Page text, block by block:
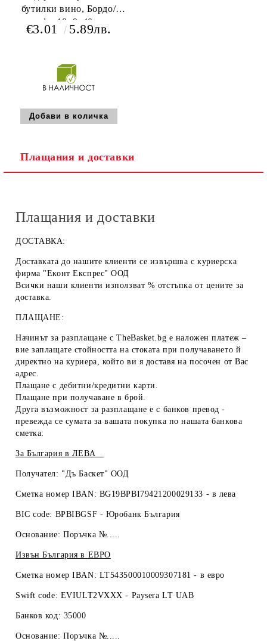
бутилки вино, Бордо/
крафт, 18x9x40 cm,
GV024-2BR
€3.01 5.89лв.
Плащания и доставки
Плащания и доставки
ДОСТАВКА:
Доставката до нашите клиенти се извършва с куриерска
фирма "Еконт Експрес" ООД
Всички наши клиенти използват % отстъпка от цените за
доставка.
ПЛАЩАНЕ:
Начинът за разплащане с TheBasket.bg е наложен платеж –
вие заплащате стойността на стоката при получаването й
директно на куриера, който ви я доставя на посочен от Вас
адрес.
Плащане с дебитни/кредитни карти .
Плащане при получаване в брой.
Друга възможност за разплащане е с банков превод -
превежда се сумата за вашата покупка по нашата банкова
сметка:
За България в ЛЕВА
Получател: "Дъ Баскет" ООД
Сметка номер IBAN: BG19BPBI79421200029133 - в лева
BIC code: BPBIBGSF - Юробанк България
Основание: Поръчка №.....
Извън България в ЕВРО
Сметка номер IBAN: LT543500010009307181 - в евро
Swift code: EVIULT2VXXX - Paysera LT UAB
Банков код: 35000
Основание: Поръчка №.....